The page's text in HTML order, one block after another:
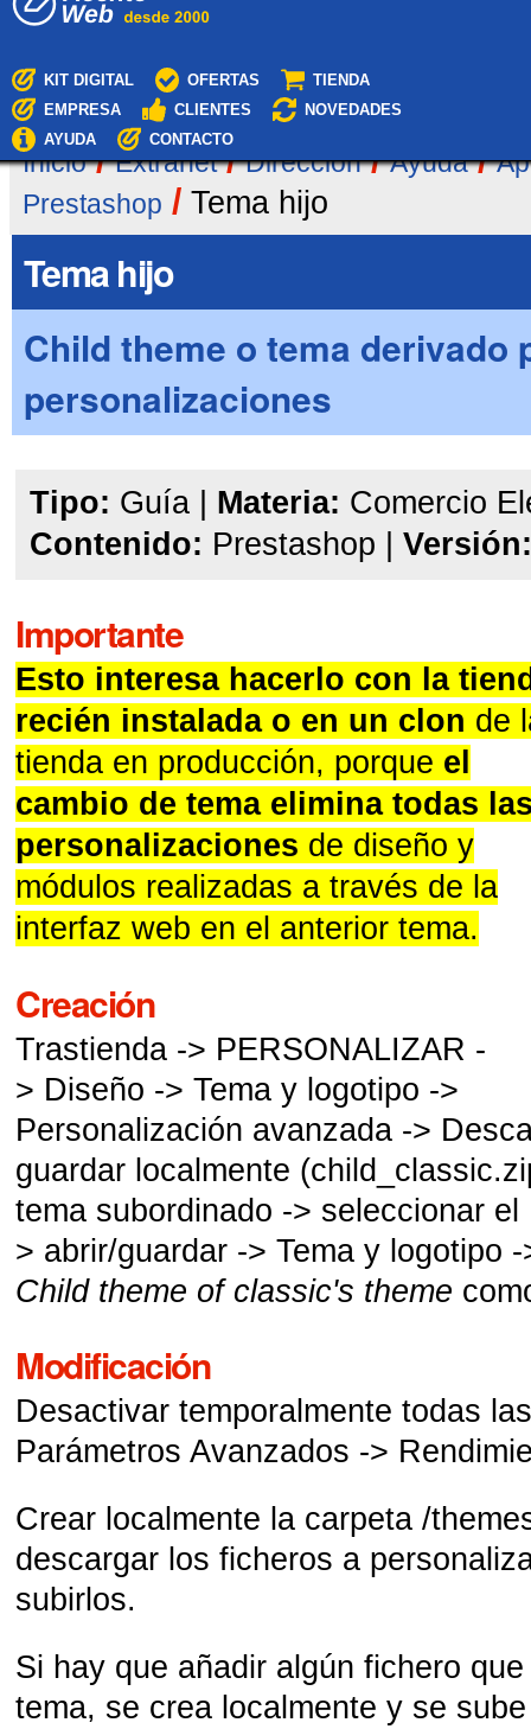
KIT DIGITAL OFERTAS
TIENDA
EMPRESA
CLIENTES
NOVEDADES
AYUDA
CONTACTO
Inicio /Extranet /Dirección /Ayuda /
Prestashop /Tema hijo
Tema hijo
Child theme o tema derivado
personalizaciones
Tipo: Guía Materia: Comercio
Contenido: Prestashop
Importante
Esto interesa hacerlo con la
recién instalada o en un clon de
tienda en producción, porque el
cambio de tema elimina todas
personalizaciones de diseño y
módulos realizadas a través de la
interfaz web en el anterior tema.
Creación
Trastienda -> PERSONALIZAR -
> Diseño -> Tema y logotipo ->
Personalización avanzada ->
guardar localmente
tema subordinado -> seleccionar
> abrir/guardar -> Tema y logotipo
Child theme of classic's theme
Modificación
Desactivar temporalmente todas
Parámetros Avanzados ->
Crear localmente la carpeta /
descargar los ficheros a
subirlos.
Si hay que añadir algún fichero
tema, se crea localmente y se